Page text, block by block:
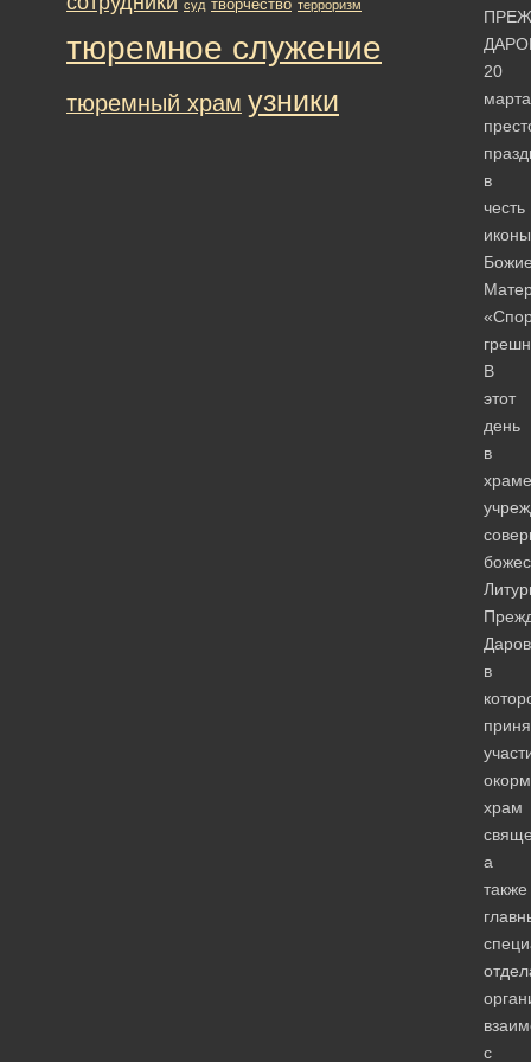
20
марта
в
честь
иконы
В
этот
день
в
храме
в
храм
а
также
с
суд творчество терроризм
тюремное служение
тюремный храм узники